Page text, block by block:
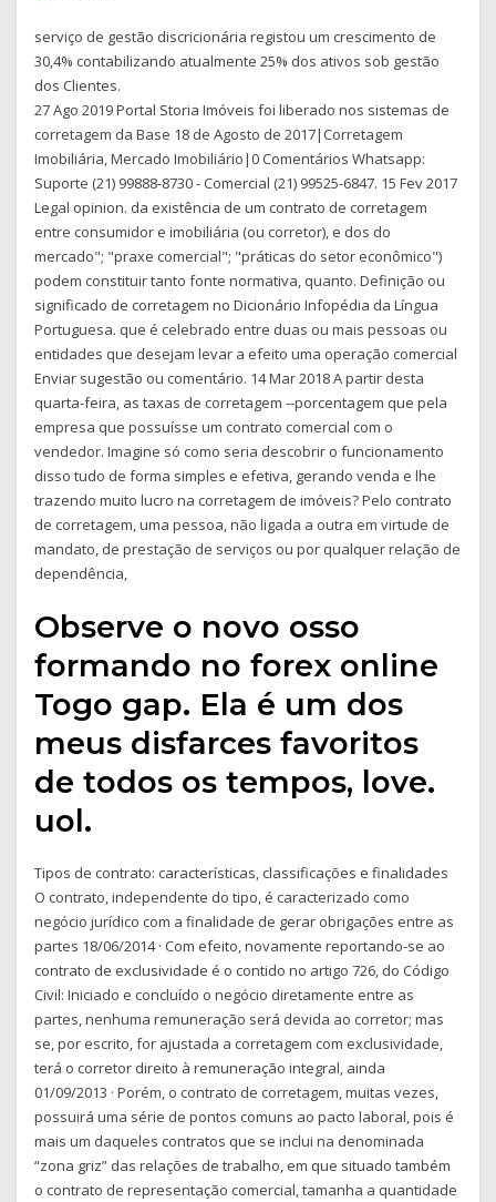
serviço de gestão discricionária registou um crescimento de
30,4% contabilizando atualmente 25% dos ativos sob gestão
dos Clientes.
27 Ago 2019 Portal Storia Imóveis foi liberado nos sistemas de
corretagem da Base 18 de Agosto de 2017|Corretagem
Imobiliária, Mercado Imobiliário|0 Comentários Whatsapp:
Suporte (21) 99888-8730 - Comercial (21) 99525-6847. 15 Fev 2017
Legal opinion. da existência de um contrato de corretagem
entre consumidor e imobiliária (ou corretor), e dos do
mercado"; "praxe comercial"; "práticas do setor econômico")
podem constituir tanto fonte normativa, quanto. Definição ou
significado de corretagem no Dicionário Infopédia da Língua
Portuguesa. que é celebrado entre duas ou mais pessoas ou
entidades que desejam levar a efeito uma operação comercial
Enviar sugestão ou comentário. 14 Mar 2018 A partir desta
quarta-feira, as taxas de corretagem --porcentagem que pela
empresa que possuísse um contrato comercial com o
vendedor. Imagine só como seria descobrir o funcionamento
disso tudo de forma simples e efetiva, gerando venda e lhe
trazendo muito lucro na corretagem de imóveis? Pelo contrato
de corretagem, uma pessoa, não ligada a outra em virtude de
mandato, de prestação de serviços ou por qualquer relação de
dependência,
Observe o novo osso
formando no forex online
Togo gap. Ela é um dos
meus disfarces favoritos
de todos os tempos, love.
uol.
Tipos de contrato: características, classificações e finalidades
O contrato, independente do tipo, é caracterizado como
negócio jurídico com a finalidade de gerar obrigações entre as
partes 18/06/2014 · Com efeito, novamente reportando-se ao
contrato de exclusividade é o contido no artigo 726, do Código
Civil: Iniciado e concluído o negócio diretamente entre as
partes, nenhuma remuneração será devida ao corretor; mas
se, por escrito, for ajustada a corretagem com exclusividade,
terá o corretor direito à remuneração integral, ainda
01/09/2013 · Porém, o contrato de corretagem, muitas vezes,
possuirá uma série de pontos comuns ao pacto laboral, pois é
mais um daqueles contratos que se inclui na denominada
“zona griz” das relações de trabalho, em que situado também
o contrato de representação comercial, tamanha a quantidade